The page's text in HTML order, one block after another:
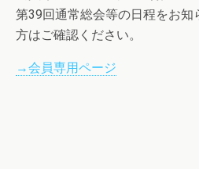
第39回通常総会等の日程をお
方はご確認ください。
→会員専用ページ